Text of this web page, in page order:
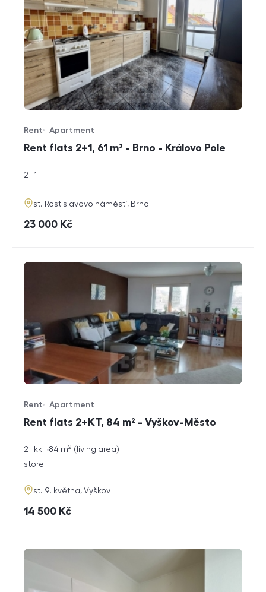
Rent flats 2+1, 61 m² - Brno - Královo Pole
Offer type
Rent
Property type
Apartment
rozměry
disposition
2+1
adresa
st. Rostislavovo náměstí, Brno
cena
23 000 Kč
Rent flats 2+KT, 84 m² - Vyškov-Město
Offer type
Rent
Property type
Apartment
rozměry
2+kk living area
84 m2
funkce
store
adresa
st. 9. května, Vyškov
cena
14 500 Kč